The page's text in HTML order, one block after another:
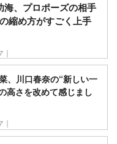
海、プロポーズの相手
縮め方がすごく上手
｜
、川口春奈の“新しい一
高さを改めて感じまし
｜